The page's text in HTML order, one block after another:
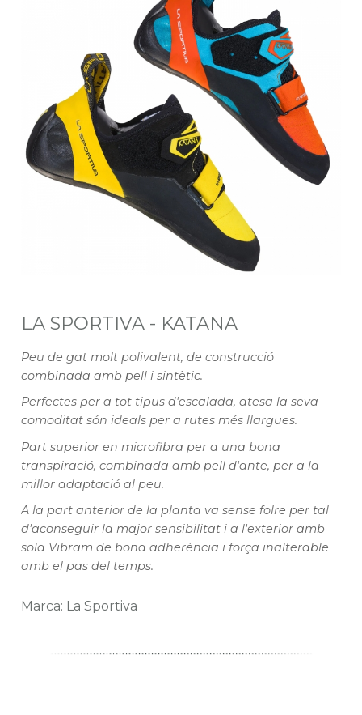
LA SPORTIVA - KATANA
Marca: La Sportiva
Peu de gat molt polivalent, de construcció
combinada amb pell i sintètic.
Perfectes per a tot tipus d'escalada, atesa la seva
comoditat són ideals per a rutes més llargues.
Part superior en microfibra per a una bona
transpiració, combinada amb pell d'ante, per a la
millor adaptació al peu.
A la part anterior de la planta va sense folre per tal
d'aconseguir la major sensibilitat i a l'exterior amb
sola Vibram de bona adherència i força inalterable
amb el pas del temps.